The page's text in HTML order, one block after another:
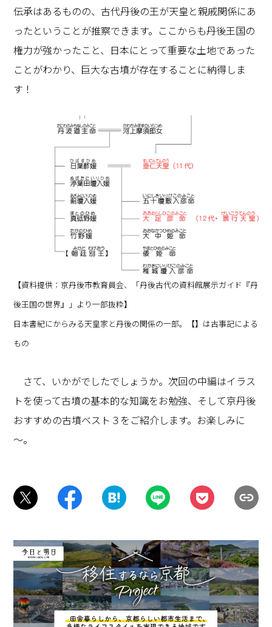
伝承はあるものの、古代丹後の王が天皇と親戚関係にあ
ったということが推察できます。ここからも丹後王国の
権力が強かったこと、日本にとって重要な土地であった
ことがわかり、巨大な古墳が存在することに納得しま
す！
【資料提供：京丹後市教育員会、「丹後古代の資料館展示ガイド『丹
後王国の世界』」より一部抜粋】
日本書紀にからみる天皇家と丹後の関係の一部。【】は古事記による
もの
さて、いかがでしたでしょうか。次回の中編はイラス
トを使って古墳の基本的な知識をお勉強、そして京丹後
おすすめの古墳ベスト３をご紹介します。お楽しみに
～。